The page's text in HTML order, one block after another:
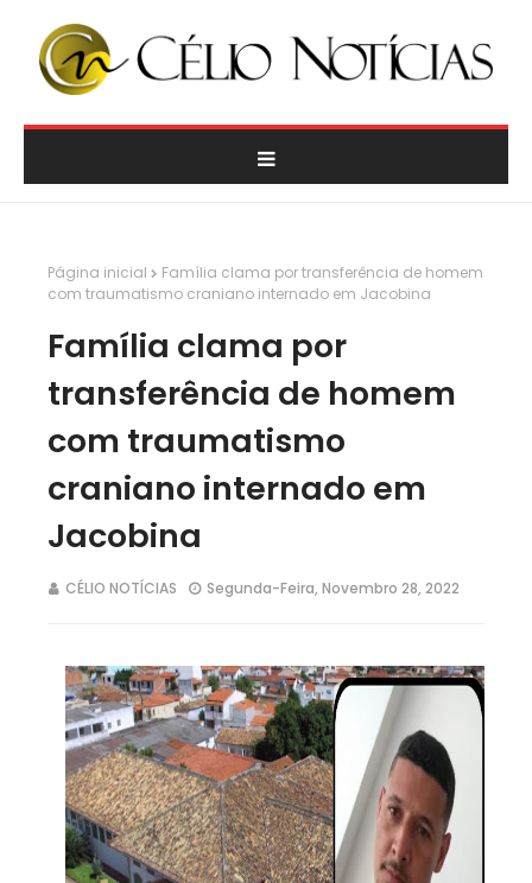
Página inicial
Família clama por transferência de homem
com traumatismo craniano internado em Jacobina
Família clama por
transferência de homem
com traumatismo
craniano internado em
Jacobina
CÉLIO NOTÍCIAS Segunda-Feira, Novembro 28, 2022